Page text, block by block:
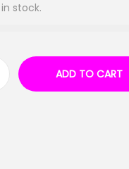
stock.
ADD TO CART